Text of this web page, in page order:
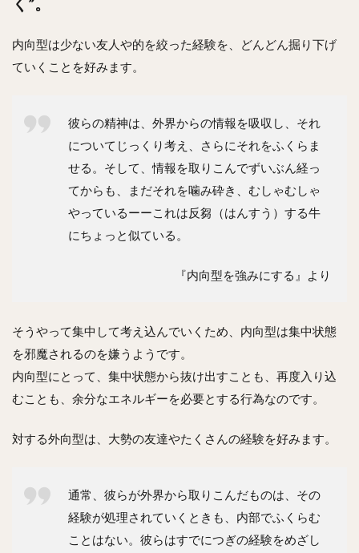
内向型は少ない友人や的を絞った経験を、どんどん掘り下げ
ていくことを好みます。
彼らの精神は、外界からの情報を吸収し、それ
についてじっくり考え、さらにそれをふくらま
せる。そして、情報を取りこんでずいぶん経っ
てからも、まだそれを噛み砕き、むしゃむしゃ
やっているーーこれは反芻（はんすう）する牛
にちょっと似ている。
『内向型を強みにする』より
そうやって集中して考え込んでいくため、内向型は集中状態
を邪魔されるのを嫌うようです。
内向型にとって、集中状態から抜け出すことも、再度入り込
むことも、余分なエネルギーを必要とする行為なのです。
対する外向型は、大勢の友達やたくさんの経験を好みます。
通常、彼らが外界から取りこんだものは、その
経験が処理されていくときも、内部でふくらむ
ことはない。彼らはすでにつぎの経験をめざし